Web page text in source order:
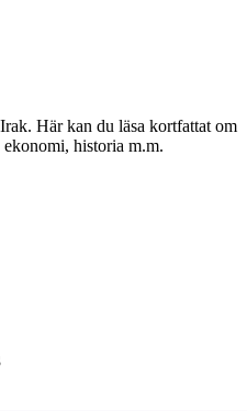
Här kan du läsa kortfattat om
historia m.m.